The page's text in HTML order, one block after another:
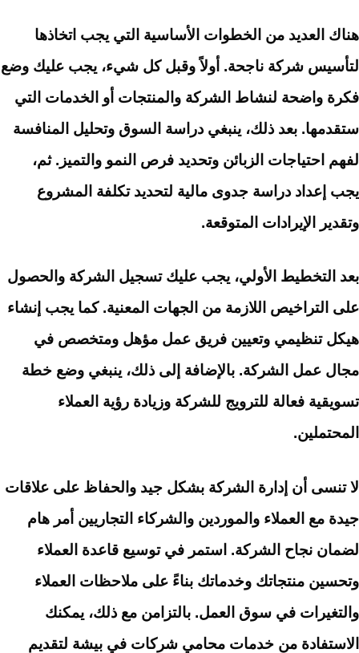
هناك العديد من الخطوات الأساسية التي يجب اتخاذها
لتأسيس شركة ناجحة. أولاً وقبل كل شيء، يجب عليك وضع
فكرة واضحة لنشاط الشركة والمنتجات أو الخدمات التي
ستقدمها. بعد ذلك، ينبغي دراسة السوق وتحليل المنافسة
لفهم احتياجات الزبائن وتحديد فرص النمو والتميز. ثم،
يجب إعداد دراسة جدوى مالية لتحديد تكلفة المشروع
وتقدير الإيرادات المتوقعة.
بعد التخطيط الأولي، يجب عليك تسجيل الشركة والحصول
على التراخيص اللازمة من الجهات المعنية. كما يجب إنشاء
هيكل تنظيمي وتعيين فريق عمل مؤهل ومتخصص في
مجال عمل الشركة. بالإضافة إلى ذلك، ينبغي وضع خطة
تسويقية فعالة للترويج للشركة وزيادة رؤية العملاء
المحتملين.
لا تنسى أن إدارة الشركة بشكل جيد والحفاظ على علاقات
جيدة مع العملاء والموردين والشركاء التجاريين أمر هام
لضمان نجاح الشركة. استمر في توسيع قاعدة العملاء
وتحسين منتجاتك وخدماتك بناءً على ملاحظات العملاء
والتغيرات في سوق العمل. بالتزامن مع ذلك، يمكنك
الاستفادة من خدمات محامي شركات في بيشة لتقديم